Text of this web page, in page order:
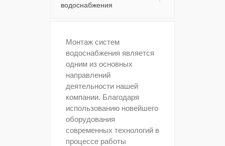
водоснабжения
Монтаж систем
водоснабжения является
одним из основных
направлений
деятельности нашей
компании. Благодаря
использованию новейшего
оборудования
современных технологий в
процессе работы